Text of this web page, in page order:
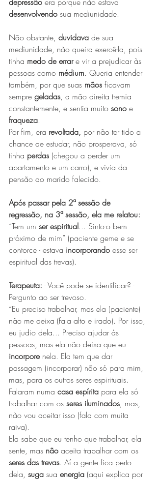
desenvolvendo sua mediunidade.
Não obstante, duvidava de sua
mediunidade, não queira exercê-la, pois
tinha medo de errar e vir a prejudicar às
pessoas como médium. Queria entender
também, por que suas mãos ficavam
sempre geladas, a mão direita tremia
constantemente, e sentia muito sono e
fraqueza.
Por fim, era revoltada, por não ter tido a
chance de estudar, não prosperava, só
tinha perdas (chegou a perder um
apartamento e um carro), e vivia da
pensão do marido falecido.
Após passar pela 2ª sessão de
regressão, na 3ª sessão, ela me relatou:
“Tem um ser espiritual... Sinto-o bem
próximo de mim” (paciente geme e se
contorce - estava incorporando esse ser
espiritual das trevas).
Terapeuta: - Você pode se identificar? -
Pergunto ao ser trevoso.
“Eu preciso trabalhar, mas ela (paciente)
não me deixa (fala alto e irado). Por isso,
eu judio dela... Preciso ajudar às
pessoas, mas ela não deixa que eu
incorpore nela. Ela tem que dar
passagem (incorporar) não só para mim,
mas, para os outros seres espirituais.
Falaram numa casa espírita para ela só
trabalhar com os seres iluminados, mas,
não vou aceitar isso (fala com muita
raiva).
Ela sabe que eu tenho que trabalhar, ela
sente, mas não aceita trabalhar com os
seres das trevas. Aí a gente fica perto
dela, suga sua energia (aqui explica por